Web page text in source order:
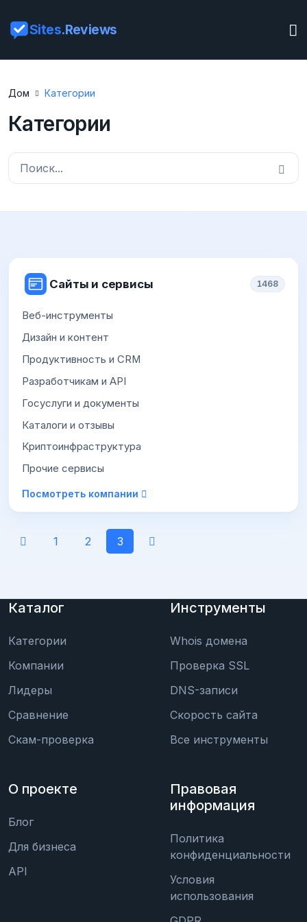
Sites.Reviews
Дом Категории
Категории
Сайты и сервисы 1468
Веб-инструменты
Дизайн и контент
Продуктивность и CRM
Разработчикам и API
Госуслуги и документы
Каталоги и отзывы
Криптоинфраструктура
Прочие сервисы
Посмотреть компании
1 2 3
Каталог
Категории
Компании
Лидеры
Сравнение
Скам-проверка
Инструменты
Whois домена
Проверка SSL
DNS-записи
Скорость сайта
Все инструменты
О проекте
Блог
Для бизнеса
API
Правовая
информация
Политика
конфиденциальности
Условия
использования